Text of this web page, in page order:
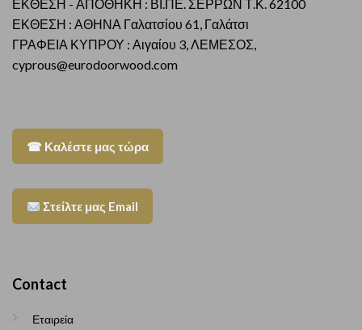
ΕΚΘΕΣΗ - ΑΠΟΘΗΚΗ : ΒΙ.ΠΕ. ΣΕΡΡΩΝ Τ.Κ. 62100
ΕΚΘΕΣΗ : ΑΘΗΝΑ Γαλατσίου 61, Γαλάτσι
ΓΡΑΦΕΙΑ ΚΥΠΡΟΥ : Αιγαίου 3, ΛΕΜΕΣΟΣ,
cyprous@eurodoorwood.com
☎ Καλέστε μας τώρα
Στείλτε μας Email
Contact
Εταιρεία